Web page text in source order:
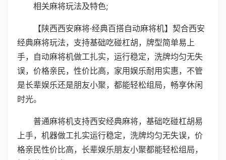
相关麻将玩法及特色;
【陕西西安麻将·经典百搭自动麻将机】契合西安
经典麻将玩法，支持基础吃碰杠胡，牌型简单易上
手，自动麻将机做工扎实，运行稳定，洗牌均匀无失
误，价格亲民，性价比高，家用娱乐耐用实惠，不管
是长辈娱乐还是朋友小聚，都能轻松组局，畅享休闲
时光。
普通麻将机支持西安经典麻将，基础吃碰杠胡易
上手，机器做工扎实运行稳定，洗牌均匀无失误，价
格亲民性价比高，长辈娱乐朋友小聚都能轻松组局，